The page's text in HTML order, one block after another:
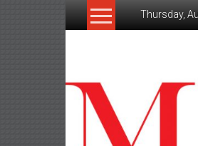
Thursday,
สะท้อน
ลึก
ทุก
เหลี่ยม